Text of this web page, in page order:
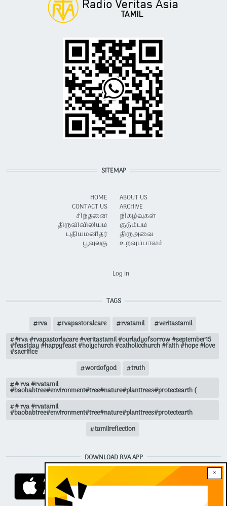
×
SITEMAP
HOME
CONTACT US
சிந்தனை
திருவிவிலியம்
புதியமனிதர்
பூவுலகு
ABOUT US
ARCHIVE
நிகழ்வுகள்
குடும்பம்
திருஅவை
உறவுப்பாலம்
Log in
TAGS
rva rvapastoralcare rvatamil
veritastamil
#rva #rvapastorlacare #veritastamil #ourladyofsorrow #september15
#feastday #happyfeast #holychurch #catholicchurch #faith #hope #love
#sacrifice
wordofgod
truth
# rva #rvatamil
#baobabtree#environment#tree#nature#planttrees#protectearth (
# rva #rvatamil
#baobabtree#environment#tree#nature#planttrees#protectearth
tamilreflection
DOWNLOAD RVA APP